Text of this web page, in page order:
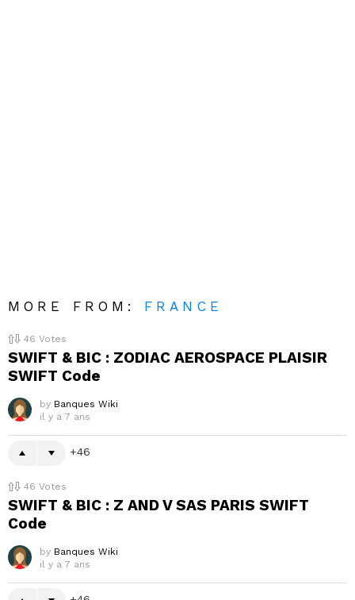
MORE FROM: FRANCE
46 Votes
SWIFT & BIC : ZODIAC AEROSPACE PLAISIR
SWIFT Code
by Banques Wiki
il y a 7 ans
46
46 Votes
SWIFT & BIC : Z AND V SAS PARIS SWIFT
Code
by Banques Wiki
il y a 7 ans